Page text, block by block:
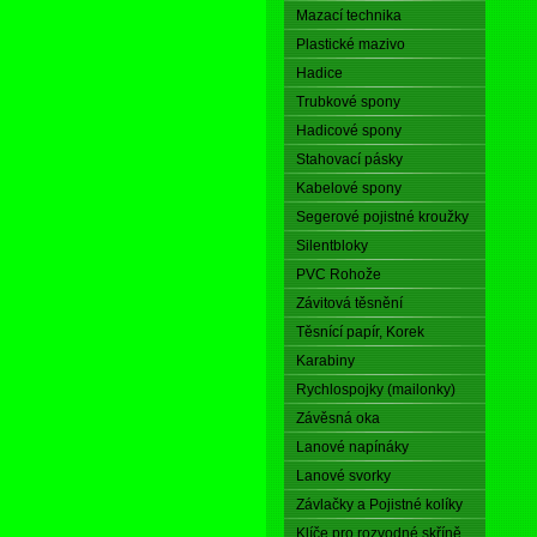
Mazací technika
Plastické mazivo
Hadice
Trubkové spony
Hadicové spony
Stahovací pásky
Kabelové spony
Segerové pojistné kroužky
Silentbloky
PVC Rohože
Závitová těsnění
Těsnící papír, Korek
Karabiny
Rychlospojky (mailonky)
Závěsná oka
Lanové napínáky
Lanové svorky
Závlačky a Pojistné kolíky
Klíče pro rozvodné skříně